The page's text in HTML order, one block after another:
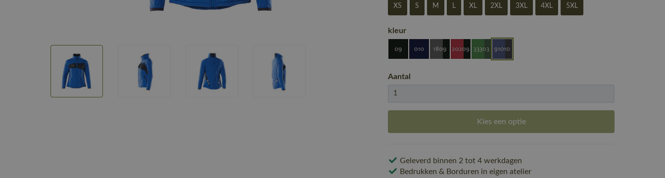
XS S M L XL 2XL 3XL 4XL 5XL
kleur
Aantal
Kies een optie
Geleverd binnen 2 tot 4 werkdagen
Bedrukken & Borduren in eigen atelier